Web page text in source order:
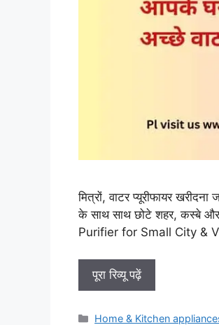
मित्रों, वाटर प्यूरीफायर
के साथ साथ छोटे शहर, कस्बे
Purifier for Small City &
पूरा रिव्यू पढ़ें
Categories
Home & Kitchen